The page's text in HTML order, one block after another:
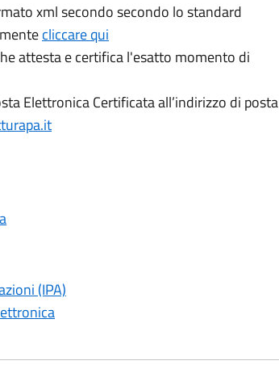
xml secondo secondo lo standard
cliccare qui
attesta e certifica l'esatto momento di
Elettronica Certificata all’indirizzo di posta
(IPA)